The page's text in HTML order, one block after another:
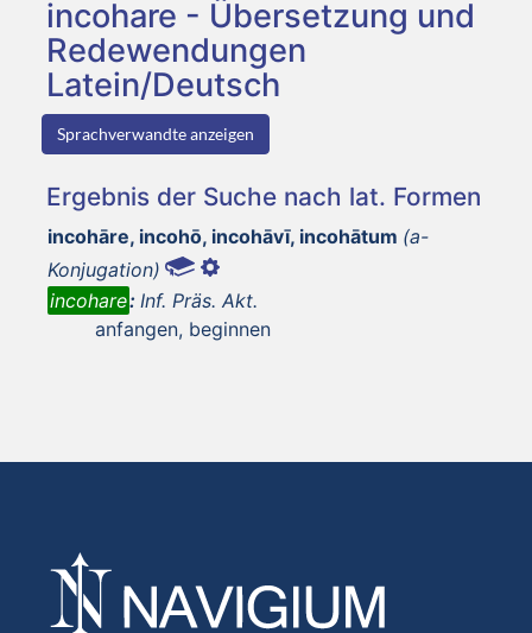
incohare - Übersetzung und
Redewendungen
Latein/Deutsch
Sprachverwandte anzeigen
Ergebnis der Suche nach lat. Formen
incohāre, incohō, incohāvī, incohātum (a-
Konjugation)
incohare: Inf. Präs. Akt.
anfangen, beginnen